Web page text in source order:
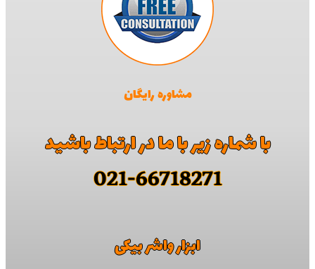
مشاوره رایگان
با شماره زیر با ما در ارتباط باشید
021-66718271
ابزار واشر بیکی